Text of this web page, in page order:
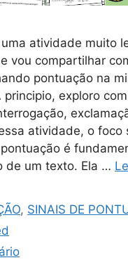
atividade muito
vou compartilhar
pontuação na
exploro
atividade, o foco
é
de um texto. Ela …
, SINAIS DE